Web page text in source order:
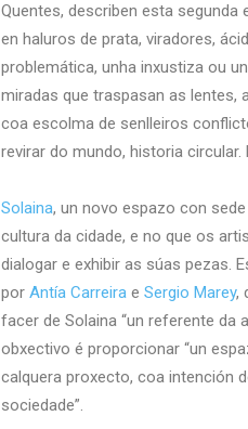
Quentes, describen esta
en haluros de prata, viradores,
problemática, unha inxustiza ou
miradas que traspasan as
coa escolma de senlleiros
revirar do mundo, historia
Solaina, un novo espazo con
cultura da cidade, e no que os
dialogar e exhibir as súas pezas.
por Antía Carreira e Sergio Marey,
facer de Solaina “un referente da
obxectivo é proporcionar “un
calquera proxecto, coa intención
sociedade”.